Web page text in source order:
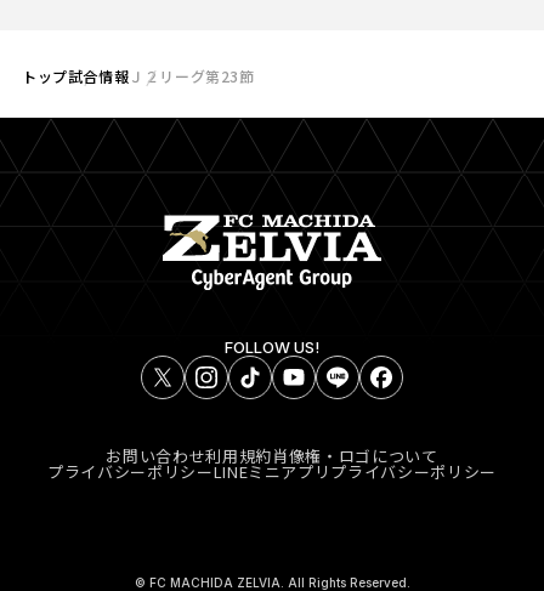
トップ試合情報Ｊ２リーグ第23節
FOLLOW US!
お問い合わせ利用規約肖像権・ロゴについて
プライバシーポリシーLINEミニアプリプライバシーポリシー
© FC MACHIDA ZELVIA. All Rights Reserved.